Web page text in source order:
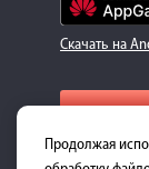
Скачать на
Для
Продолжая